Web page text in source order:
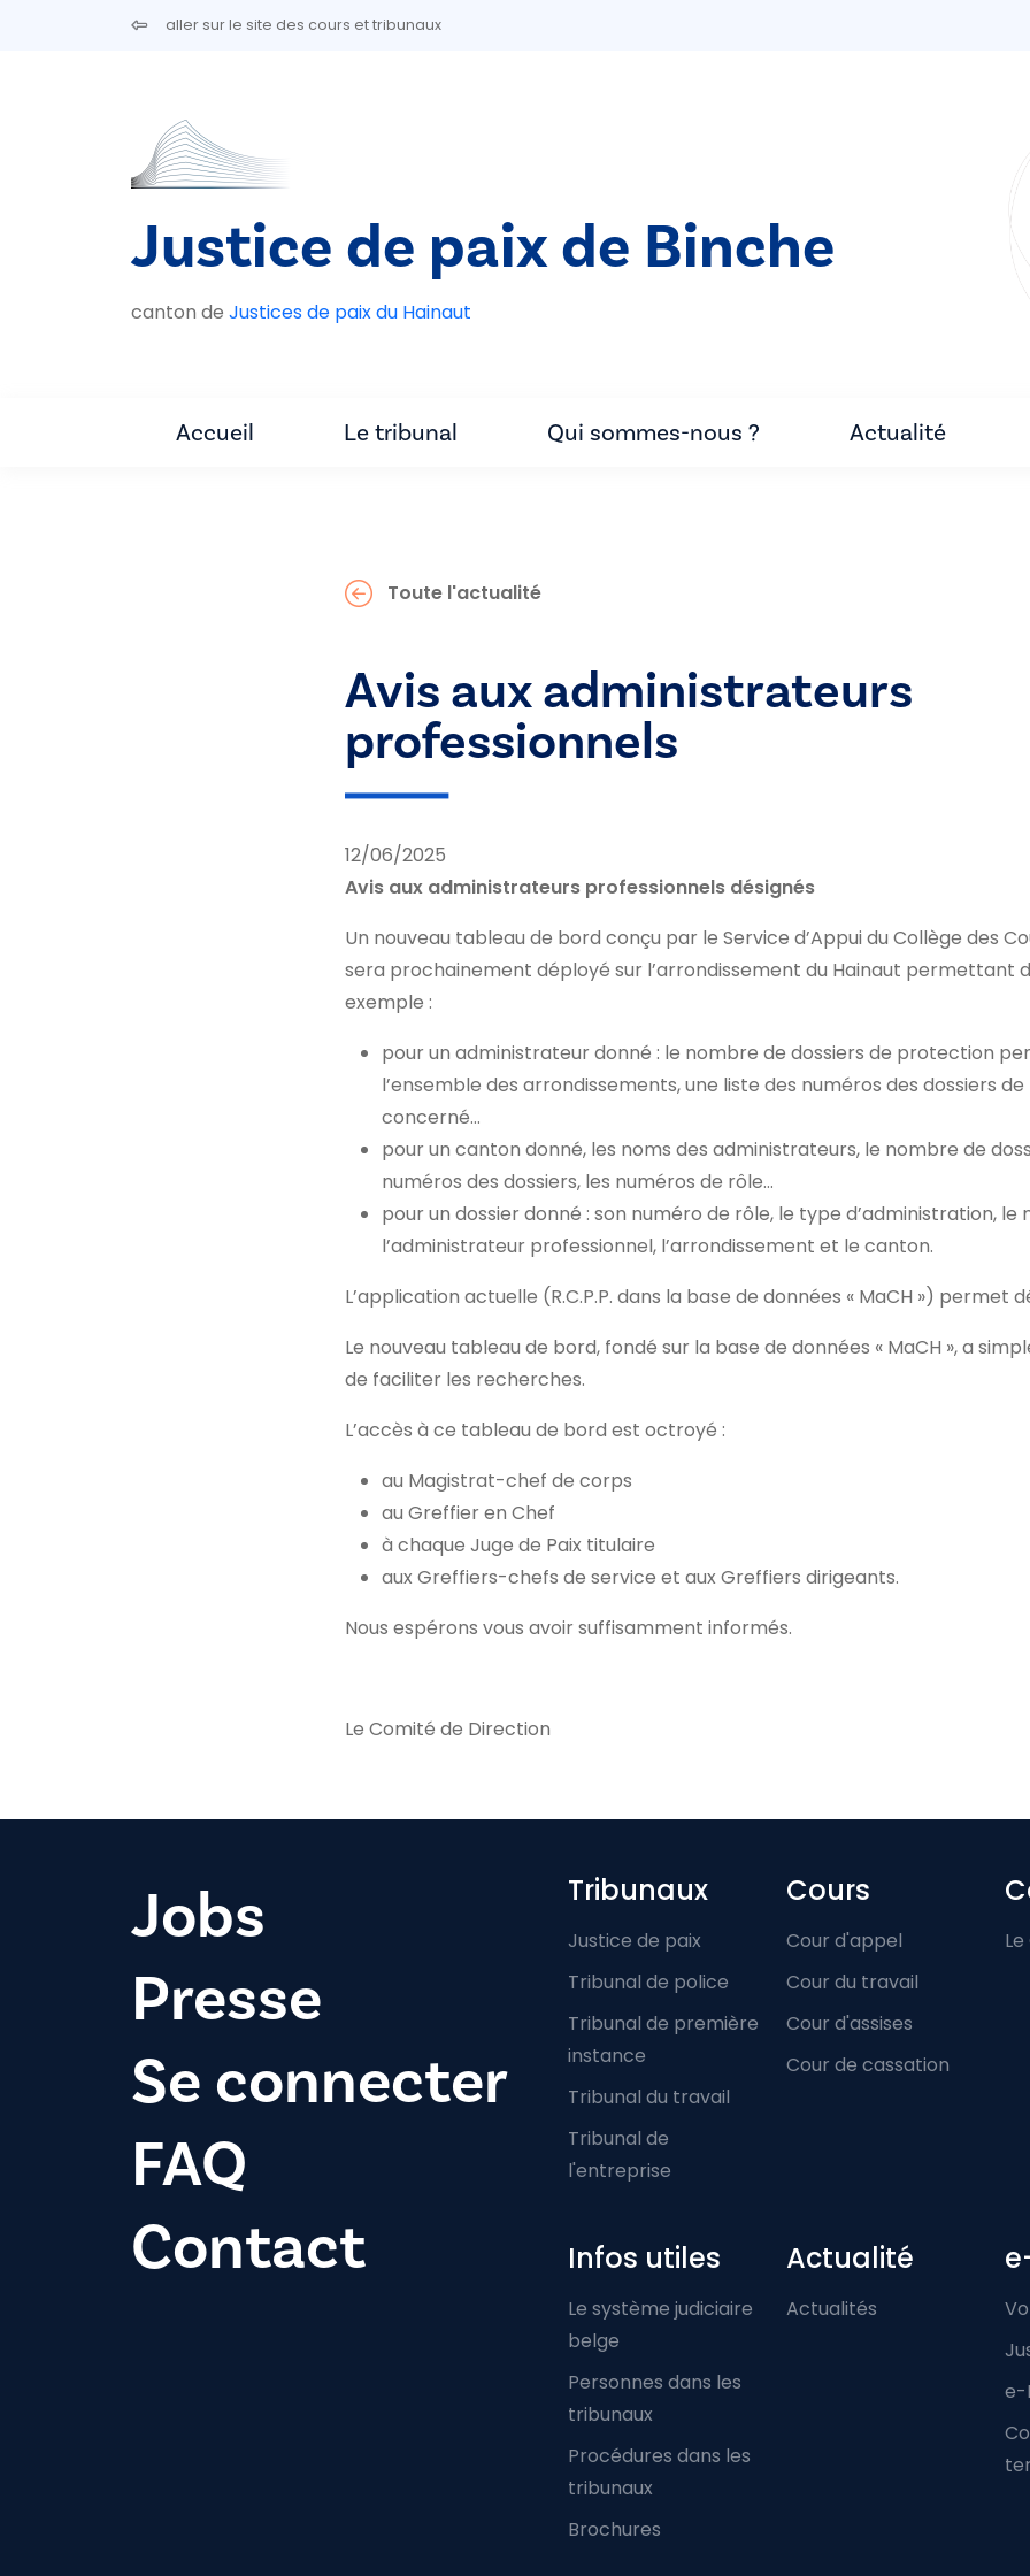
Aller au contenu principalaller sur le site des cours et tribunaux
Justice de paix de Binche
canton de Justices de paix du Hainaut
Accueil Le tribunal Qui sommes-nous ? Actualité
Toute l'actualité
Avis aux administrateurs
professionnels
12/06/2025
Avis aux administrateurs professionnels désignés
Un nouveau tableau de bord conçu par le Service d’Appui du Collège des
sera prochainement déployé sur l’arrondissement du Hainaut permettant
exemple :
pour un administrateur donné : le nombre de dossiers de protection
l’ensemble des arrondissements, une liste des numéros des dossiers
concerné…
pour un canton donné, les noms des administrateurs, le nombre de
numéros des dossiers, les numéros de rôle…
pour un dossier donné : son numéro de rôle, le type d’administration, le
l’administrateur professionnel, l’arrondissement et le canton.
L’application actuelle (R.C.P.P. dans la base de données « MaCH »)
Le nouveau tableau de bord, fondé sur la base de données « MaCH », a
de faciliter les recherches.
L’accès à ce tableau de bord est octroyé :
au Magistrat-chef de corps
au Greffier en Chef
à chaque Juge de Paix titulaire
aux Greffiers-chefs de service et aux Greffiers dirigeants.
Nous espérons vous avoir suffisamment informés.
Le Comité de Direction
Jobs
Presse
Se connecter
FAQ
Contact
Footer-menu
Tribunaux
Justice de paix
Tribunal de police
Tribunal de première
instance
Tribunal du travail
Tribunal de
l'entreprise
Cours
Cour d'appel
Cour du travail
Cour d'assises
Cour de cassation
Infos utiles
Le système judiciaire
belge
Personnes dans les
tribunaux
Procédures dans les
tribunaux
Brochures
Actualité
Actualités
e-